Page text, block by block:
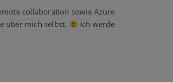
collaboration sowie Azure
über mich selbst.
Ich werde